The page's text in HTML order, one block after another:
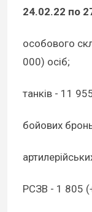
24.02.22 по
особового
000) осіб;
танків - 11
бойових
РСЗВ - 1 805